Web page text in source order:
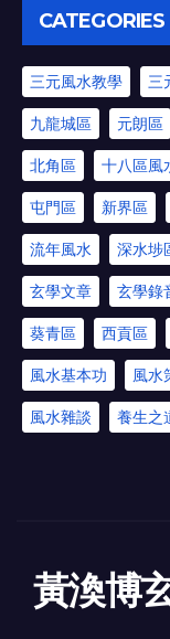
CATEGORIES
三元風水教學 三
九龍城區 元朗區
北角區 十八區風
屯門區 新界區
流年風水 深水埗
玄學文章 玄學錄
葵青區 西貢區
風水基本功 風水
風水雜談 養生之
黃渙博